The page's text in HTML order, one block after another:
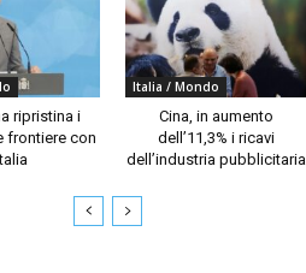
ripristina i
frontiere con
Italia / Mondo
Cina, in aumento
dell’11,3% i ricavi
dell’industria pubblicitaria